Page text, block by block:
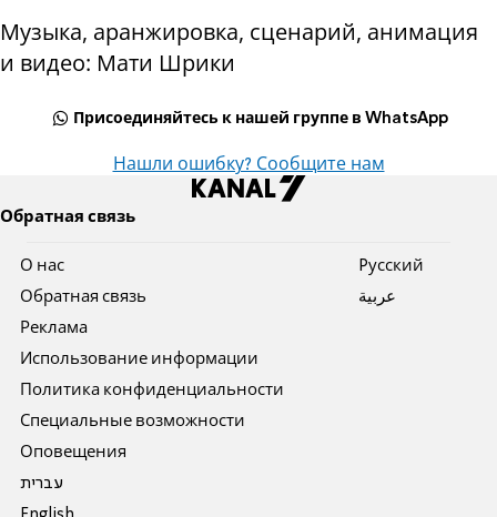
Музыка, аранжировка, сценарий, анимация
и видео: Мати Шрики
Присоединяйтесь к нашей группе в WhatsApp
Нашли ошибку? Сообщите нам
Обратная связь
О нас
Обратная связь
Реклама
Использование информации
Политика конфиденциальности
Специальные возможности
Оповещения
עברית
Pусский
عربية